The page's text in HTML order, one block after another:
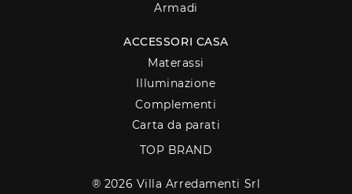
Armadi
ACCESSORI CASA
Materassi
Illuminazione
Complementi
Carta da parati
TOP BRAND
® 2026 Villa Arredamenti Srl